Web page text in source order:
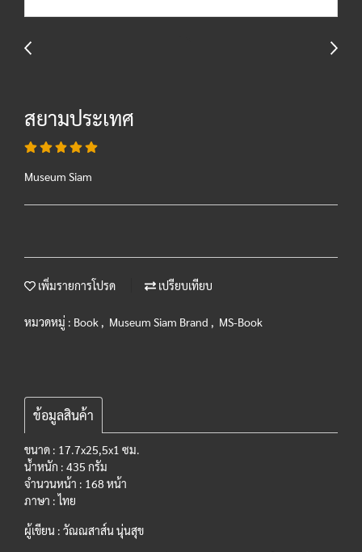
สยามประเทศ
Museum Siam
เพิ่มรายการโปรด เปรียบเทียบ
หมวดหมู่ : Book , Museum Siam Brand , MS-Book
ข้อมูลสินค้า
ขนาด : 17.7x25,5x1 ซม.
น้ำหนัก : 435 กรัม
จำนวนหน้า : 168 หน้า
ภาษา : ไทย
ผู้เขียน : วัณณสาส์น นุ่นสุข